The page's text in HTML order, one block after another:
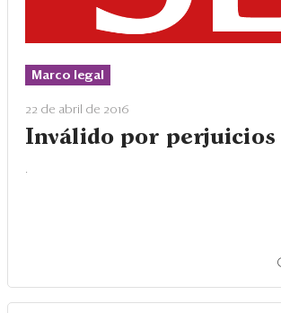
Marco legal
22 de abril de 2016
Inválido por perjuicios
.